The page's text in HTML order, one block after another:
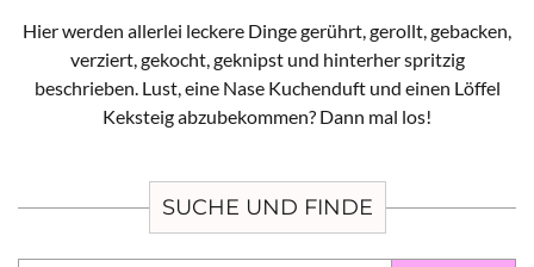
Hier werden allerlei leckere Dinge gerührt, gerollt, gebacken,
verziert, gekocht, geknipst und hinterher spritzig
beschrieben. Lust, eine Nase Kuchenduft und einen Löffel
Keksteig abzubekommen? Dann mal los!
SUCHE UND FINDE